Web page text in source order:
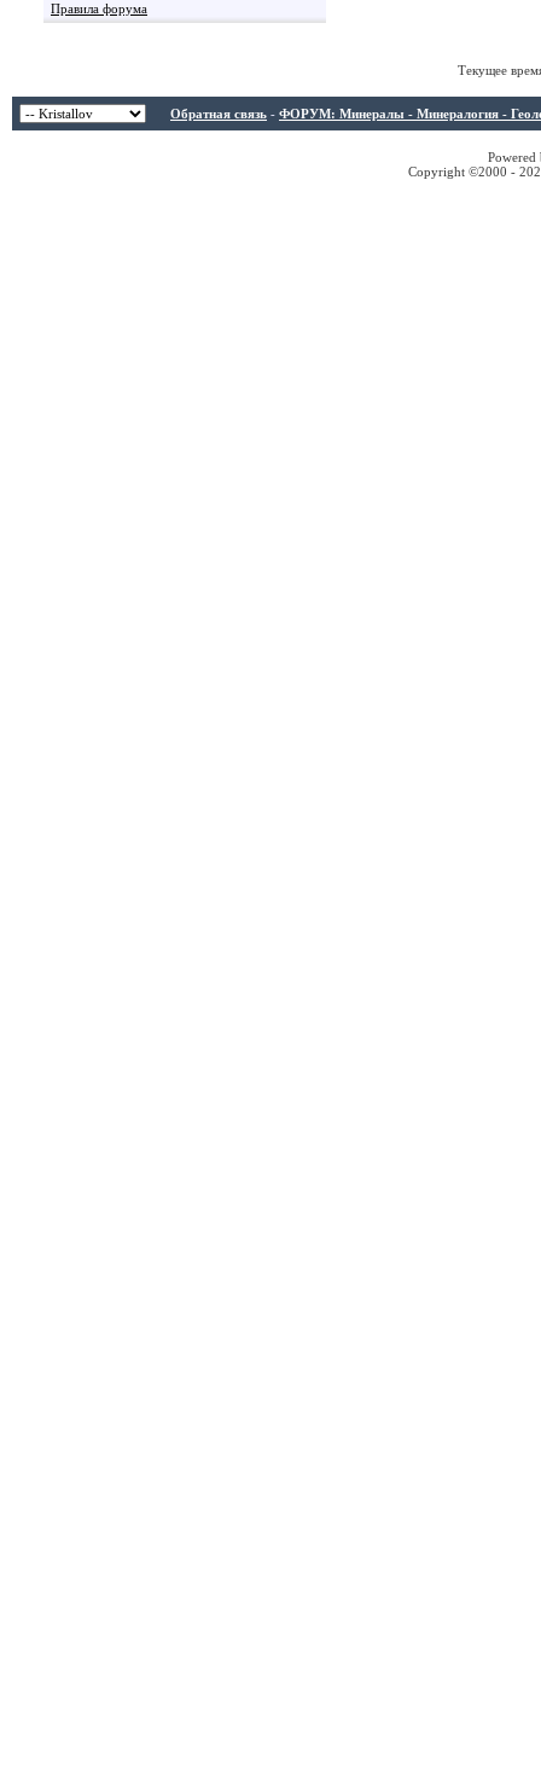
Правила форума
Текущее
Обратная связь - ФОРУМ: Минералы - Минералогия -
Copyright ©2000 -